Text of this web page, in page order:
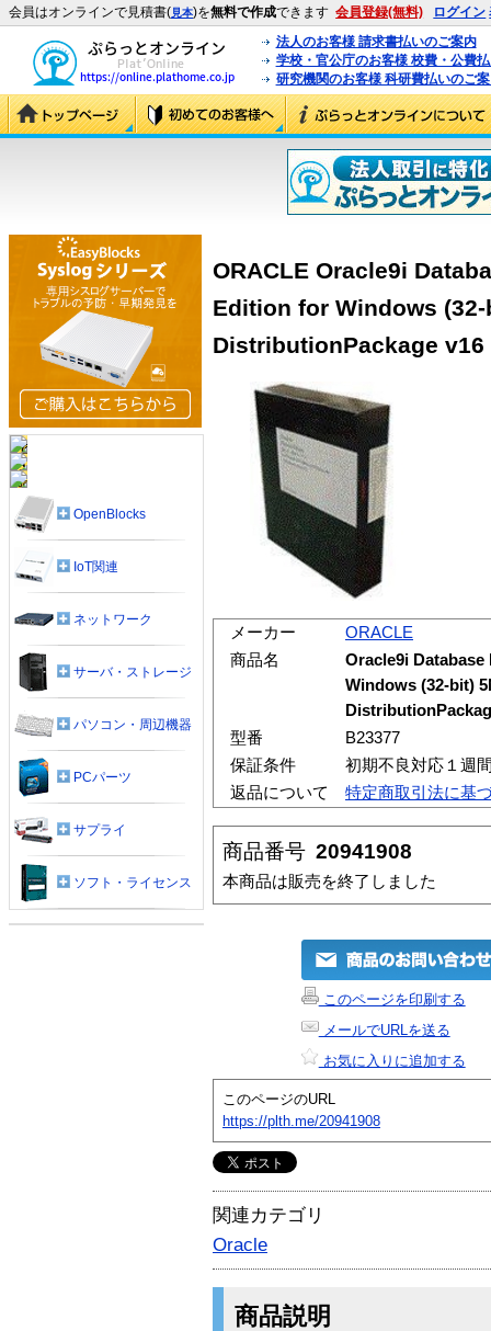
会員はオンラインで見積書(見本)を無料で作成できます 会員登録(無料) ログイン
法人のお客様 請求書払いのご案内
学校・官公庁のお客様 校費・公費
研究機関のお客様 科研費払いのご
ORACLE Oracle9i
Edition for Windows
DistributionPackage v16
メーカー
ORACLE
商品名
Oracle9i
Windows (32-bit)
型番
B23377
保証条件
初期不良対応１週
返品について
特定商取引法に基
商品番号 20941908
本商品は販売を終了しました
このページを印刷する
メールでURLを送る
お気に入りに追加する
このページのURL
https://plth.me/20941908
関連カテゴリ
Oracle
商品説明
OpenBlocks
IoT関連
ネットワーク
サーバ・ストレージ
パソコン・周辺機器
PCパーツ
サプライ
ソフト・ライセンス